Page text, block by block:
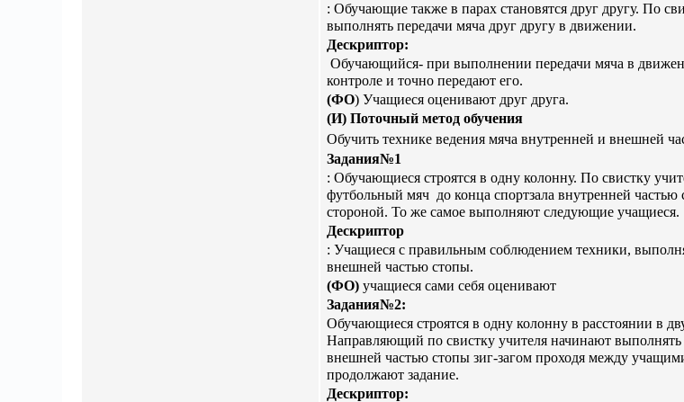
: Обучающие также в парах становятся друг другу. По
выполнять передачи мяча друг другу в движении.
Дескриптор:
Обучающийся- при выполнении передачи мяча в
контроле и точно передают его.
(ФО) Учащиеся оценивают друг друга.
(И) Поточный метод обучения
Обучить технике ведения мяча внутренней и внешней
Задания№1
: Обучающиеся строятся в одну колонну. По свистку
футбольный мяч до конца спортзала внутренней
стороной. То же самое выполняют следующие учащиеся.
Дескриптор
: Учащиеся с правильным соблюдением техники,
внешней частью стопы.
(ФО) учащиеся сами себя оценивают
Задания№2:
Обучающиеся строятся в одну колонну в расстоянии в
Направляющий по свистку учителя начинают выполнять
внешней частью стопы зиг-загом проходя между
продолжают задание.
Дескриптор:
ЗАЯВКА НА
ЗАЯВКА НА РУССКОМ ЯЗЫКЕ
1 ученик